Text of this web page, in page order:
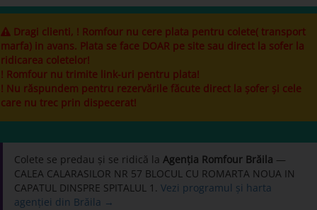
Dragi clienti, ! Romfour nu cere plata pentru colete( transport
marfa) in avans. Plata se face DOAR pe site sau direct la sofer la
ridicarea coletelor!
! Romfour nu trimite link-uri pentru plata!
! Nu răspundem pentru rezervările făcute direct la șofer și cele
care nu trec prin dispecerat!
Colete se predau și se ridică la Agenția Romfour Brăila —
CALEA CALARASILOR NR 57 BLOCUL CU ROMARTA NOUA IN
CAPATUL DINSPRE SPITALUL 1. Vezi programul și harta
agenției din Brăila →